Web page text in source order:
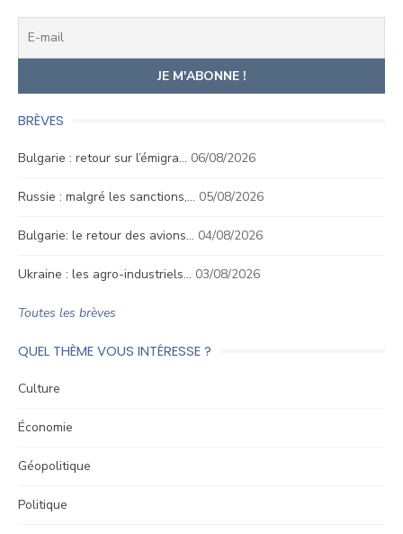
BRÈVES
Bulgarie : retour sur l’émigra… 06/08/2026
Russie : malgré les sanctions,… 05/08/2026
Bulgarie: le retour des avions… 04/08/2026
Ukraine : les agro-industriels… 03/08/2026
Toutes les brèves
QUEL THÈME VOUS INTÉRESSE ?
Culture
Économie
Géopolitique
Politique